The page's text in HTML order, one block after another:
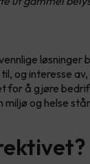
løsninger
og interesse
for å gjøre
og helse